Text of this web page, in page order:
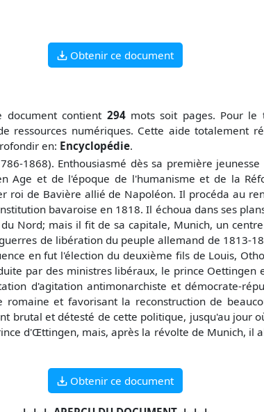
Obtenir ce document
document contient 294mots soit pages. Pour le
ressources numériques. Cette aide totalement
en: Encyclopédie.
1868). Enthousiasmé dès sa première
Age et de l'époque de l'humanisme et de la
roi de Bavière allié de Napoléon. Il procéda au
bavaroise en 1818. Il échoua dans ses
Nord; mais il fit de sa capitale, Munich, un
de libération du peuple allemand de 1813-
en fut l'élection du deuxième fils de Louis,
par des ministres libéraux, le prince Oettingen
d'agitation antimonarchiste et démocrate-
romaine et favorisant la reconstruction de
brutal et détesté de cette politique, jusqu'au jour
d'Œttingen, mais, après la révolte de Munich, il
Obtenir ce document